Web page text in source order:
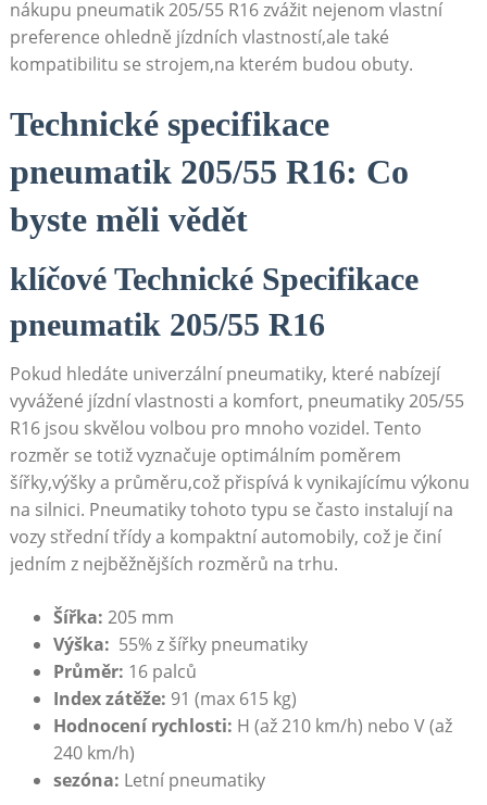
nákupu pneumatik 205/55 R16 zvážit nejenom ​vlastní
preference ohledně jízdních vlastností,ale také
kompatibilitu se strojem,na kterém budou obuty.
Technické specifikace
pneumatik ‌205/55 R16: Co
byste měli‌ vědět
klíčové Technické Specifikace
pneumatik 205/55 R16
Pokud hledáte univerzální pneumatiky,⁤ které nabízejí
vyvážené jízdní vlastnosti a komfort, pneumatiky 205/55
‍R16 jsou skvělou volbou pro mnoho vozidel. Tento
rozměr se totiž vyznačuje‌ optimálním poměrem
šířky,výšky a průměru,což ‌přispívá k vynikajícímu výkonu
na silnici. Pneumatiky tohoto typu se často instalují na⁣
vozy střední‌ třídy a kompaktní automobily, což je činí
jedním z nejběžnějších ⁣rozměrů na trhu.
Šířka: 205 mm
Výška: ⁤ 55%‍ z⁢ šířky pneumatiky
Průměr: 16 ⁢palců
Index zátěže: 91 (max 615 kg)
Hodnocení rychlosti: H (až⁤ 210 km/h) nebo V (až
240 km/h)
sezóna: Letní pneumatiky